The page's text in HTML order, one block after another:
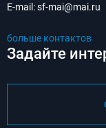
E-mail:sf-mai@mai.ru
больше контактов
Задайте